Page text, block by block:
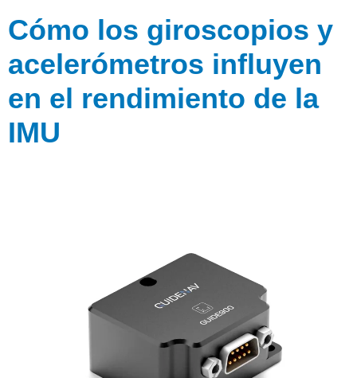
Cómo los giroscopios y
acelerómetros influyen
en el rendimiento de la
IMU